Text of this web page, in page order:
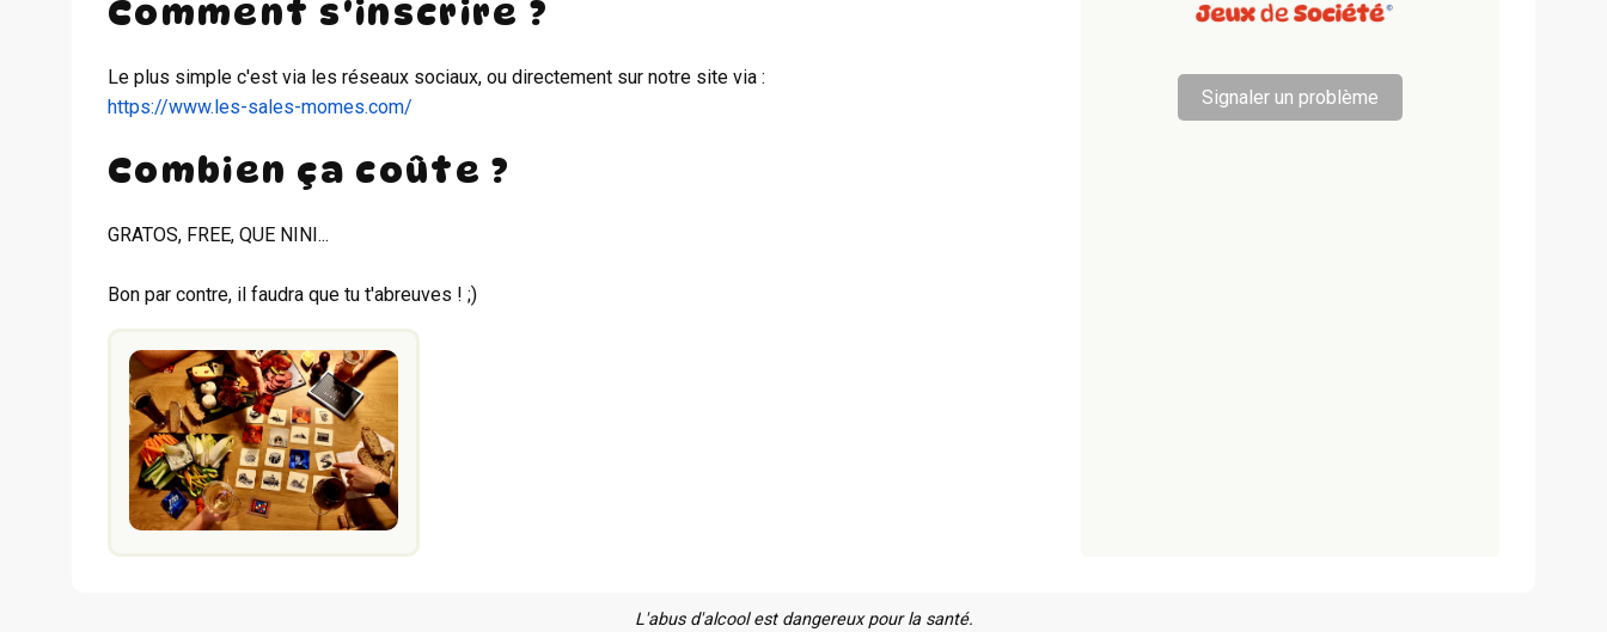
Comment s'inscrire ?
Le plus simple c'est via les réseaux sociaux, ou directement sur notre site via :
https://www.les-sales-momes.com/
Combien ça coûte ?
GRATOS, FREE, QUE NINI...
Bon par contre, il faudra que tu t'abreuves ! ;)
Signaler un problème
L'abus d'alcool est dangereux pour la santé.